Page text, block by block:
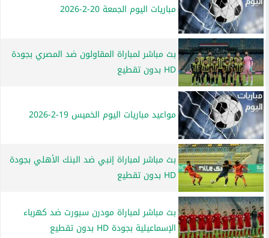
مباريات اليوم الجمعة 20-2-2026
بث مباشر لمباراة المقاولون ضد المصري بجودة
HD بدون تقطيع
مواعيد مباريات اليوم الخميس 19-2-2026
بث مباشر لمباراة إنبي ضد البنك الأهلي بجودة
HD بدون تقطيع
بث مباشر لمباراة مودرن سبورت ضد كهرباء
الإسماعيلية بجودة HD بدون تقطيع